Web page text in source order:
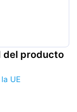
del producto
UE